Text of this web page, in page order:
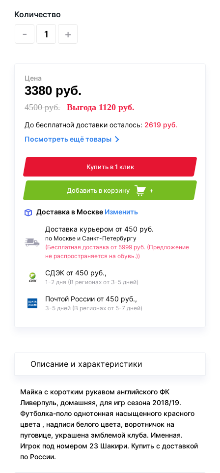
Количество
- +
Цена
3380 руб.
4500руб. Выгода 1120 руб.
До бесплатной доставки осталось: 2619 руб.
Посмотреть ещё товары
Купить в 1 клик
Добавить в корзину +
Доставка в Москве Изменить
Доставка курьером от 450 руб.
по Москве и Санкт-Петербургу
(Бесплатная доставка от 5999 руб. (Предложение
не распространяется на обувь.))
СДЭК от 450 руб.,
1-2 дня (В регионах от 3-5 дней)
Почтой России от 450 руб.,
3-5 дней (В регионах от 5-7 дней)
Описание и характеристики
Майка с коротким рукавом английского ФК
Ливерпуль, домашняя, для игр сезона 2018/19.
Футболка-поло однотонная насыщенного красного
цвета , надписи белого цвета, воротничок на
пуговице, украшена эмблемой клуба. Именная.
Игрок под номером 23 Шакири. Купить с доставкой
по России.